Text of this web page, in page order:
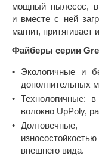
мощный пылесос,
и вместе с ней
магнит,
Файберы серии
Экологичные и
дополнительных
Технологичные:
волокно UpPoly,
внешнего вида.